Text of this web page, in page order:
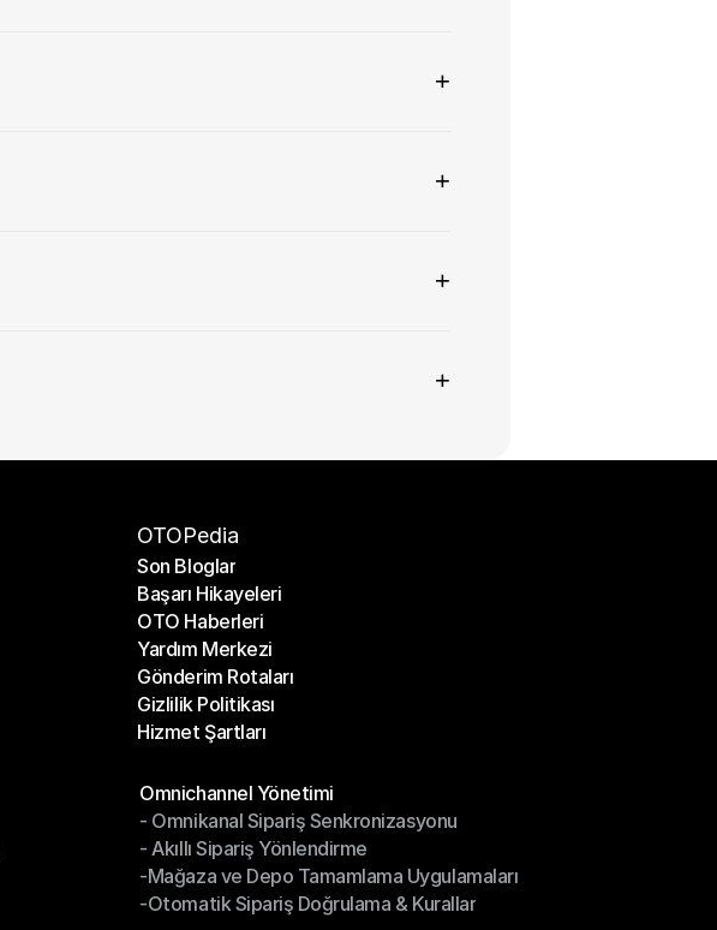
+
+
+
+
OTOPedia
Son Bloglar
Son Bloglar
Başarı Hikayeleri
Başarı Hikayeleri
OTO Haberleri
OTO Haberleri
Yardım Merkezi
Yardım Merkezi
Gönderim Rotaları
Gönderim Rotaları
Gizlilik Politikası
Gizlilik Politikası
Hizmet Şartları
Omnichannel Yönetimi
Omnichannel Yönetimi
- Omnikanal Sipariş Senkronizasyonu
- Omnikanal Sipariş Senkronizasyonu
- Akıllı Sipariş Yönlendirme
- Akıllı Sipariş Yönlendirme
-Mağaza ve Depo Tamamlama Uygulamaları
-Mağaza ve Depo Tamamlama Uygulamaları
-Otomatik Sipariş Doğrulama & Kurallar